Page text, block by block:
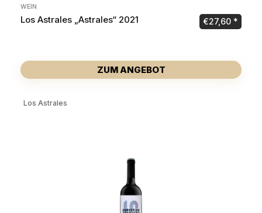
WEIN
Los Astrales „Astrales“ 2021 €27,60
ZUM ANGEBOT
Los Astrales